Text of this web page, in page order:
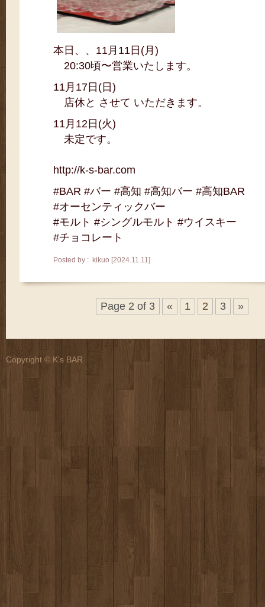
本日、、11月11日(月)
20:30頃〜営業いたします。
11月17日(日)
店休と させて いただきます。
11月12日(火)
未定です。
http://k-s-bar.com
#BAR #バー #高知 #高知バー #高知BAR
#オーセンティックバー
#モルト #シングルモルト #ウイスキー
#チョコレート
Posted by : kikuo [2024.11.11]
Page 2 of 3 « 1 2 3 »
Copyright © K's BAR